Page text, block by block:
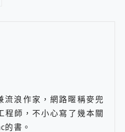
流浪作家，網路暱稱麥兜
程師，不小心寫了幾本關
書。